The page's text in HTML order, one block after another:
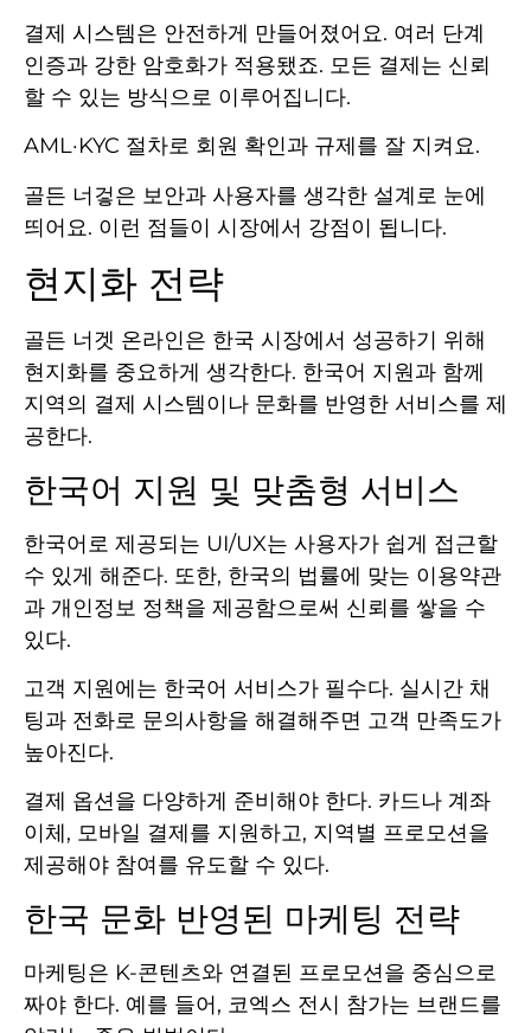
결제 시스템은 안전하게 만들어졌어요. 여러 단계
인증과 강한 암호화가 적용됐죠. 모든 결제는 신뢰
할 수 있는 방식으로 이루어집니다.
AML·KYC 절차로 회원 확인과 규제를 잘 지켜요.
골든 너겋은 보안과 사용자를 생각한 설계로 눈에
띄어요. 이런 점들이 시장에서 강점이 됩니다.
현지화 전략
골든 너겟 온라인은 한국 시장에서 성공하기 위해
현지화를 중요하게 생각한다. 한국어 지원과 함께
지역의 결제 시스템이나 문화를 반영한 서비스를 제
공한다.
한국어 지원 및 맞춤형 서비스
한국어로 제공되는 UI/UX는 사용자가 쉽게 접근할
수 있게 해준다. 또한, 한국의 법률에 맞는 이용약관
과 개인정보 정책을 제공함으로써 신뢰를 쌓을 수
있다.
고객 지원에는 한국어 서비스가 필수다. 실시간 채
팅과 전화로 문의사항을 해결해주면 고객 만족도가
높아진다.
결제 옵션을 다양하게 준비해야 한다. 카드나 계좌
이체, 모바일 결제를 지원하고, 지역별 프로모션을
제공해야 참여를 유도할 수 있다.
한국 문화 반영된 마케팅 전략
마케팅은 K-콘텐츠와 연결된 프로모션을 중심으로
짜야 한다. 예를 들어, 코엑스 전시 참가는 브랜드를